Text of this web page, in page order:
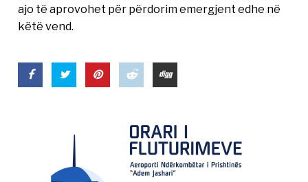
ajo të aprovohet për përdorim emergjent edhe në
këtë vend.